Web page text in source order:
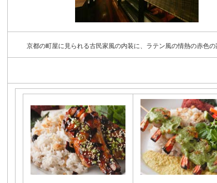
京都の町屋に見られる古民家風の内装に、ラテン風の情熱の赤色